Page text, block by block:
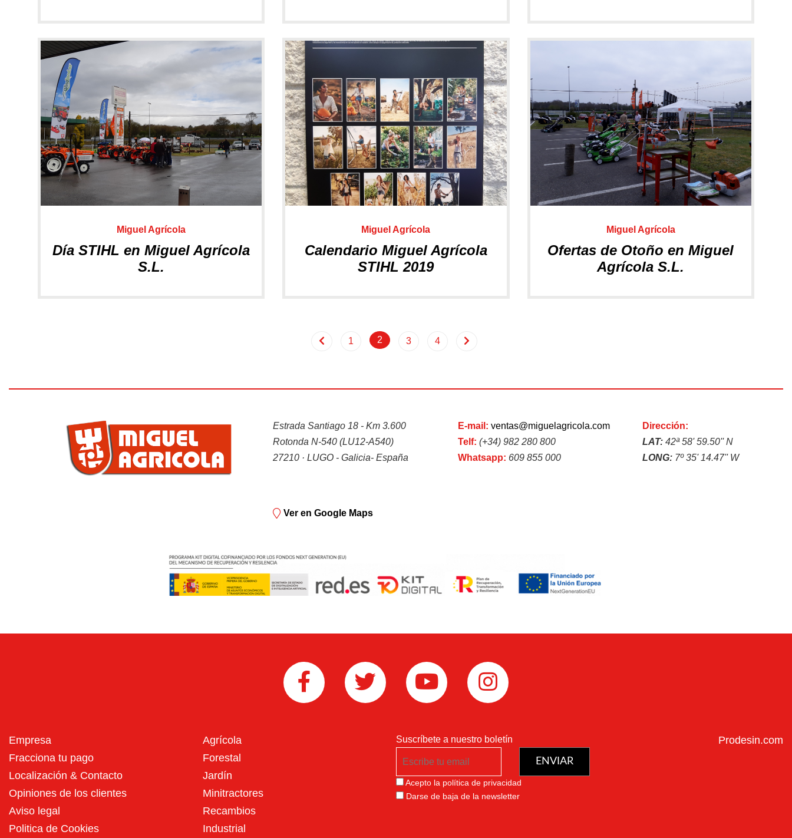
RECAMBIOS
Minitractores Forestal Jardín Aperos Motores
Miguel Agrícola
Día STIHL en Miguel Agrícola
S.L.
Miguel Agrícola
Calendario Miguel Agrícola
STIHL 2019
Miguel Agrícola
Ofertas de Otoño en Miguel
Agrícola S.L.
1 (current)
2 (current)
3(current)
4(current)
Estrada Santiago 18 - Km 3.600
Rotonda N-540 (LU12-A540)
27210 · LUGO - Galicia- España
E-mail: ventas@miguelagricola.com
Telf: (+34) 982 280 800
Whatsapp: 609 855 000
Dirección:
LAT: 42ª 58' 59.50'' N
LONG: 7º 35' 14.47'' W
Ver en Google Maps
Empresa
Fracciona tu pago
Localización & Contacto
Opiniones de los clientes
Aviso legal
Politica de Cookies
Agrícola
Forestal
Jardín
Minitractores
Recambios
Industrial
Suscríbete a nuestro boletín
ENVIAR
Acepto la política de privacidad
Darse de baja de la newsletter
Prodesin.com